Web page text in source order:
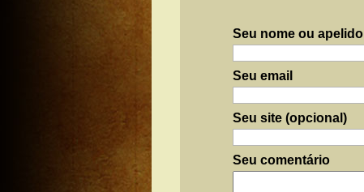
Seu nome ou apelido
Seu email
Seu site (opcional)
Seu comentário